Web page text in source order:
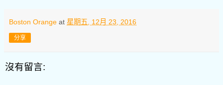
Boston Orange at 星期五, 12月 23, 2016
分享
沒有留言: